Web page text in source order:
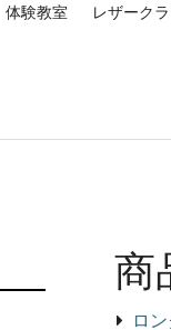
体験教室 レザーク
商
ロ